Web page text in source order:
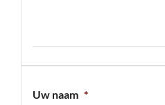
Uw naam *